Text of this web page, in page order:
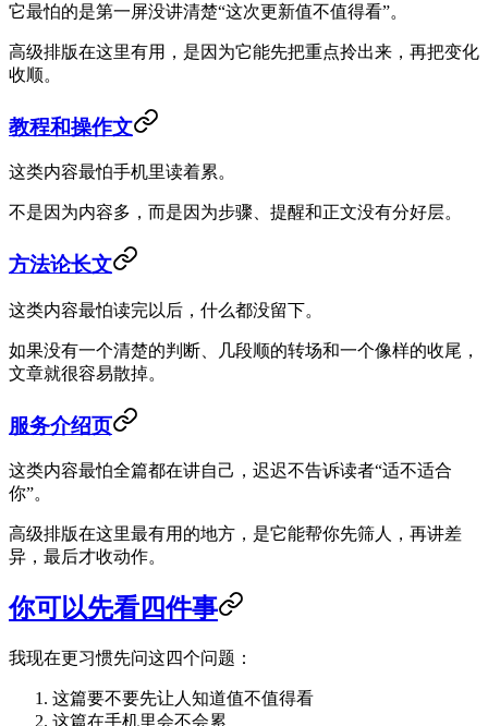
它最怕的是第一屏没讲清楚“这次更新值不值得看”。
高级排版在这里有用，是因为它能先把重点拎出来，再把变化
收顺。
教程和操作文
这类内容最怕手机里读着累。
不是因为内容多，而是因为步骤、提醒和正文没有分好层。
方法论长文
这类内容最怕读完以后，什么都没留下。
如果没有一个清楚的判断、几段顺的转场和一个像样的收尾，
文章就很容易散掉。
服务介绍页
这类内容最怕全篇都在讲自己，迟迟不告诉读者“适不适合
你”。
高级排版在这里最有用的地方，是它能帮你先筛人，再讲差
异，最后才收动作。
你可以先看四件事
我现在更习惯先问这四个问题：
这篇要不要先让人知道值不值得看
这篇在手机里会不会累